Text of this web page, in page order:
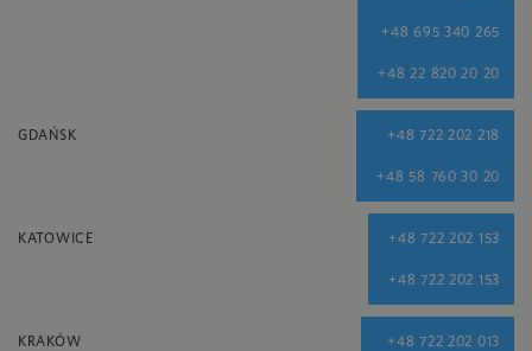
+48 695 340 265
+48 22 820 20 20
GDAŃSK +48 722 202 218
+48 58 760 30 20
KATOWICE +48 722 202 153
+48 722 202 153
KRAKÓW +48 722 202 013